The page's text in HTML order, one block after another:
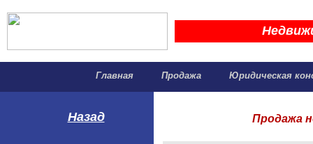
Главная Продажа Юридическая
Назад Продажа